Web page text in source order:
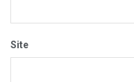
Site